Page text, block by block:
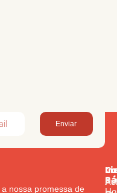
Enviar
nossa promessa de
Av